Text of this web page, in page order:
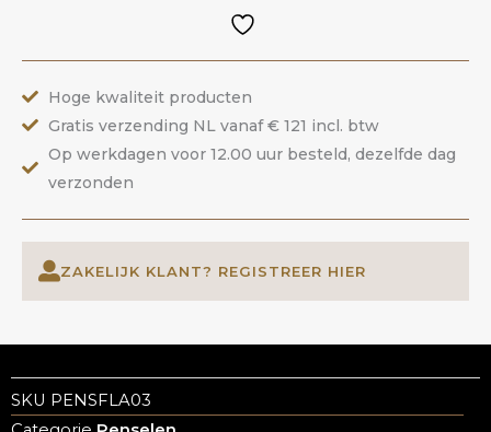
Hoge kwaliteit producten
Gratis verzending NL vanaf € 121 incl. btw
Op werkdagen voor 12.00 uur besteld, dezelfde dag
verzonden
ZAKELIJK KLANT? REGISTREER HIER
SKU PENSFLA03